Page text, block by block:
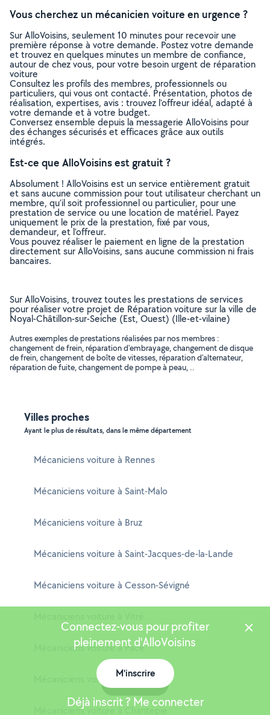
Vous cherchez un mécanicien voiture en urgence ?
Sur AlloVoisins, seulement 10 minutes pour recevoir une
première réponse à votre demande. Postez votre demande
et trouvez en quelques minutes un membre de confiance,
autour de chez vous, pour votre besoin urgent de réparation
voiture
Consultez les profils des membres, professionnels ou
particuliers, qui vous ont contacté. Présentation, photos de
réalisation, expertises, avis : trouvez l'offreur idéal, adapté à
votre demande et à votre budget.
Conversez ensemble depuis la messagerie AlloVoisins pour
des échanges sécurisés et efficaces grâce aux outils
intégrés.
Est-ce que AlloVoisins est gratuit ?
Absolument ! AlloVoisins est un service entièrement gratuit
et sans aucune commission pour tout utilisateur cherchant un
membre, qu’il soit professionnel ou particulier, pour une
prestation de service ou une location de matériel. Payez
uniquement le prix de la prestation, fixé par vous,
demandeur, et l’offreur.
Vous pouvez réaliser le paiement en ligne de la prestation
directement sur AlloVoisins, sans aucune commission ni frais
bancaires.
Sur AlloVoisins, trouvez toutes les prestations de services
pour réaliser votre projet de Réparation voiture sur la ville de
Noyal-Châtillon-sur-Seiche (Est, Ouest) (Ille-et-vilaine)
Autres exemples de prestations réalisées par nos membres :
changement de frein, réparation d'embrayage, changement de disque
de frein, changement de boîte de vitesses, réparation d'alternateur,
réparation de fuite, changement de pompe à peau, ..
Villes proches
Ayant le plus de résultats, dans le même département
Mécaniciens voiture à Rennes
Mécaniciens voiture à Saint-Malo
Mécaniciens voiture à Bruz
Mécaniciens voiture à Saint-Jacques-de-la-Lande
Mécaniciens voiture à Cesson-Sévigné
Mécaniciens voiture à Pacé
Mécaniciens voiture à Fougères
Mécaniciens voiture à Chantepie
Connectez-vous pour profiter
pleinement d'AlloVoisins
M'inscrire
Déjà inscrit ? Me connecter